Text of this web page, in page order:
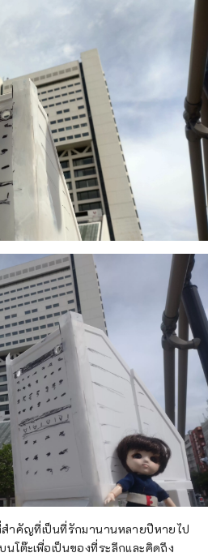
สำคัญที่เป็นที่รักมานานหลายปีหายไป
โต๊ะเพื่อเป็นของที่ระลึกและคิดถึง